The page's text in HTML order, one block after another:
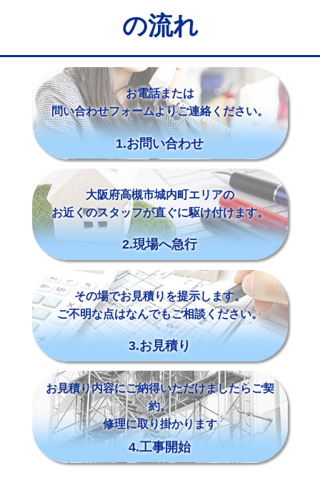
の流れ
お電話または
問い合わせフォームよりご連絡ください。
1.お問い合わせ
大阪府高槻市城内町エリアの
お近くのスタッフが直ぐに駆け付けます。
2.現場へ急行
その場でお見積りを提示します。
ご不明な点はなんでもご相談ください。
3.お見積り
お見積り内容にご納得いただけましたらご契
約。
修理に取り掛かります
4.工事開始